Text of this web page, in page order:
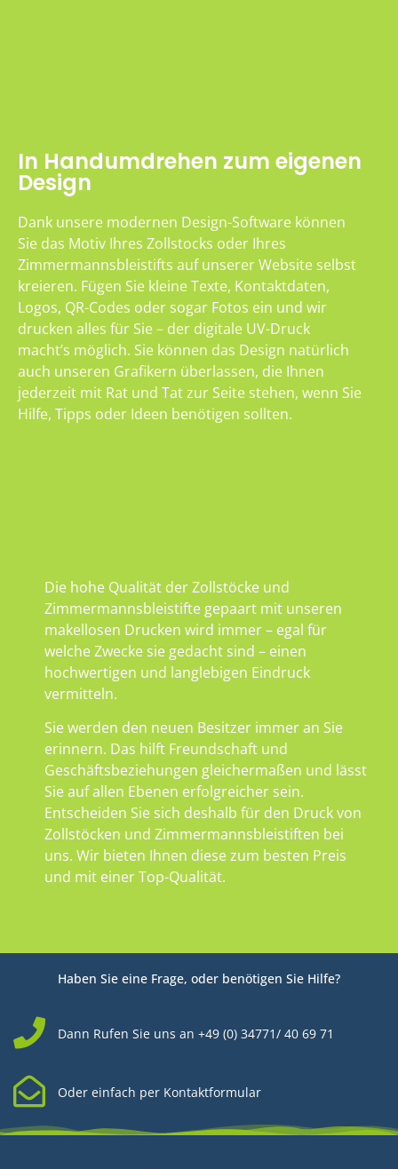
In Handumdrehen zum eigenen
Design
Dank unsere modernen Design-Software können
Sie das Motiv Ihres Zollstocks oder Ihres
Zimmermannsbleistifts auf unserer Website selbst
kreieren. Fügen Sie kleine Texte, Kontaktdaten,
Logos, QR-Codes oder sogar Fotos ein und wir
drucken alles für Sie – der digitale UV-Druck
macht’s möglich. Sie können das Design natürlich
auch unseren Grafikern überlassen, die Ihnen
jederzeit mit Rat und Tat zur Seite stehen, wenn Sie
Hilfe, Tipps oder Ideen benötigen sollten.
Die hohe Qualität der Zollstöcke und
Zimmermannsbleistifte gepaart mit unseren
makellosen Drucken wird immer – egal für
welche Zwecke sie gedacht sind – einen
hochwertigen und langlebigen Eindruck
vermitteln.
Sie werden den neuen Besitzer immer an Sie
erinnern. Das hilft Freundschaft und
Geschäftsbeziehungen gleichermaßen und lässt
Sie auf allen Ebenen erfolgreicher sein.
Entscheiden Sie sich deshalb für den Druck von
Zollstöcken und Zimmermannsbleistiften bei
uns. Wir bieten Ihnen diese zum besten Preis
und mit einer Top-Qualität.
Haben Sie eine Frage, oder benötigen Sie Hilfe?
Dann Rufen Sie uns an +49 (0) 34771/ 40 69 71
Oder einfach per Kontaktformular